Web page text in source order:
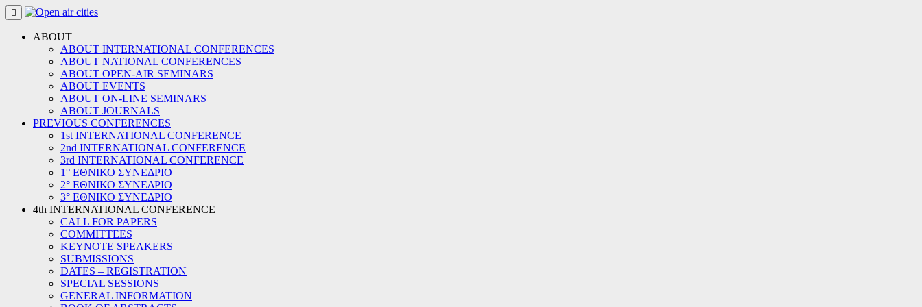
Skip
to
contentABOUT
ABOUT INTERNATIONAL CONFERENCES
ABOUT NATIONAL CONFERENCES
ABOUT OPEN-AIR SEMINARS
ABOUT EVENTS
ABOUT ON-LINE SEMINARS
ABOUT JOURNALS
PREVIOUS CONFERENCES
1st INTERNATIONAL CONFERENCE
2nd INTERNATIONAL CONFERENCE
3rd INTERNATIONAL CONFERENCE
1° ΕΘΝΙΚΟ ΣΥΝΕΔΡΙΟ
2° ΕΘΝΙΚΟ ΣΥΝΕΔΡΙΟ
3° ΕΘΝΙΚΟ ΣΥΝΕΔΡΙΟ
4th INTERNATIONAL CONFERENCE
CALL FOR PAPERS
COMMITTEES
KEYNOTE SPEAKERS
SUBMISSIONS
DATES – REGISTRATION
SPECIAL SESSIONS
GENERAL INFORMATION